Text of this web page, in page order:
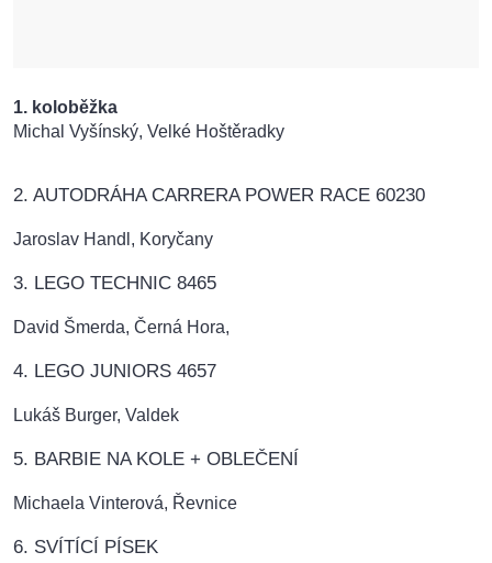
1. koloběžka
Michal Vyšínský, Velké Hoštěradky
2. AUTODRÁHA CARRERA POWER RACE 60230
Jaroslav Handl, Koryčany
3. LEGO TECHNIC 8465
David Šmerda, Černá Hora,
4. LEGO JUNIORS 4657
Lukáš Burger, Valdek
5. BARBIE NA KOLE + OBLEČENÍ
Michaela Vinterová, Řevnice
6. SVÍTÍCÍ PÍSEK